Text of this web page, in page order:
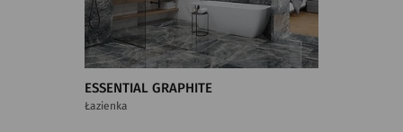
ESSENTIAL GRAPHITE
Łazienka